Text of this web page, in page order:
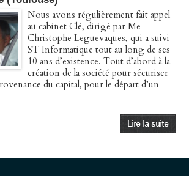
Nous avons régulièrement fait appel
au cabinet Clé, dirigé par Me
Christophe Leguevaques, qui a suivi
ST Informatique tout au long de ses
10 ans d’existence. Tout d’abord à la
création de la société pour sécuriser
du capital, pour le départ d’un